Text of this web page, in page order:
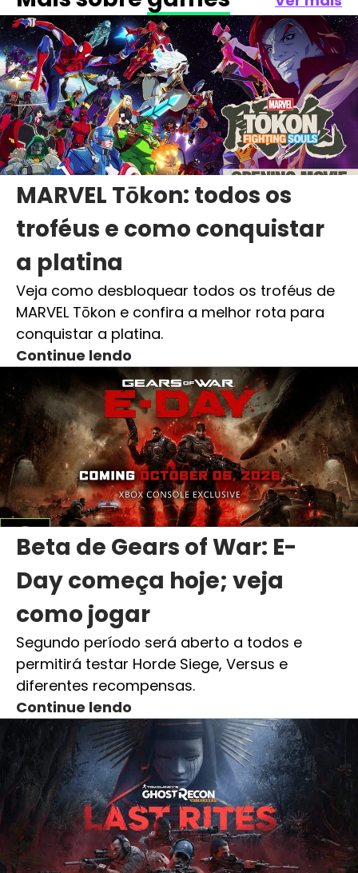
MARVEL Tōkon: todos os
troféus e como conquistar
a platina
Veja como desbloquear todos os troféus de
MARVEL Tōkon e confira a melhor rota para
conquistar a platina.
Continue lendo
Beta de Gears of War: E-
Day começa hoje; veja
como jogar
Segundo período será aberto a todos e
permitirá testar Horde Siege, Versus e
diferentes recompensas.
Continue lendo